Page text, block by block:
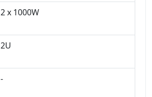
2 x 1000W
2U
-